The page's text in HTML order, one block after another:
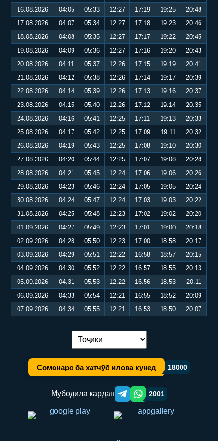
16.08.2026
04:05 05:33 12:27 17:19 19:25
20:48
17.08.2026
04:07 05:34 12:27 17:18 19:23
20:46
18.08.2026
04:08 05:35 12:27 17:17 19:22
20:45
19.08.2026
04:09 05:36 12:27 17:16 19:20
20:43
20.08.2026
04:11 05:37 12:26 17:15 19:19
20:41
21.08.2026
04:12 05:38 12:26 17:14 19:17
20:39
22.08.2026
04:14 05:39 12:26 17:13 19:16
20:37
23.08.2026
04:15 05:40 12:26 17:12 19:14
20:35
24.08.2026
04:16 05:41 12:25 17:11 19:13
20:33
25.08.2026
04:17 05:42 12:25 17:09 19:11
20:32
26.08.2026
04:19 05:43 12:25 17:08 19:10
20:30
27.08.2026
04:20 05:44 12:25 17:07 19:08
20:28
28.08.2026
04:21 05:45 12:24 17:06 19:06
20:26
29.08.2026
04:23 05:46 12:24 17:05 19:05
20:24
30.08.2026
04:24 05:47 12:24 17:03 19:03
20:22
31.08.2026
04:25 05:48 12:23 17:02 19:02
20:20
01.09.2026
04:27 05:49 12:23 17:01 19:00
20:18
02.09.2026
04:28 05:50 12:23 17:00 18:58
20:17
03.09.2026
04:29 05:51 12:22 16:58 18:57
20:15
04.09.2026
04:30 05:52 12:22 16:57 18:55
20:13
05.09.2026
04:31 05:53 12:22 16:56 18:53
20:11
06.09.2026
04:33 05:54 12:21 16:55 18:52
20:09
07.09.2026
04:34 05:55 12:21 16:53 18:50 20:07
Иваз кардани забон:
Сомонаро ба хатчӯб илова кунед 18000
Мубодила кардан Telegram orqali ulashish
WhatsApp orqali ulashish
2001